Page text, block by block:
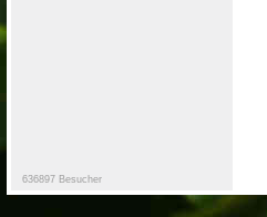
636897 Besucher